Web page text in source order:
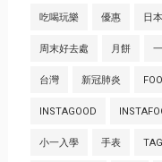
吃喝玩樂 優惠 日本
周末好去處 月餅
台灣 新冠肺炎
INSTAGOOD
小一入學 手表